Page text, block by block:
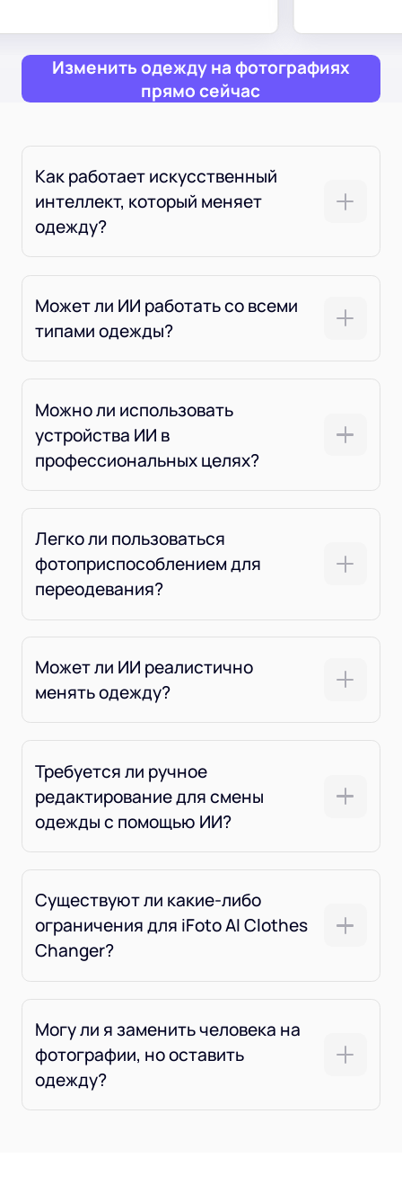
Изменить одежду на фотографиях
прямо сейчас
Как работает искусственный
интеллект, который меняет
одежду?
Может ли ИИ работать со всеми
типами одежды?
Можно ли использовать
устройства ИИ в
профессиональных целях?
Легко ли пользоваться
фотоприспособлением для
переодевания?
Может ли ИИ реалистично
менять одежду?
Требуется ли ручное
редактирование для смены
одежды с помощью ИИ?
Существуют ли какие-либо
ограничения для iFoto AI Clothes
Changer?
Могу ли я заменить человека на
фотографии, но оставить
одежду?